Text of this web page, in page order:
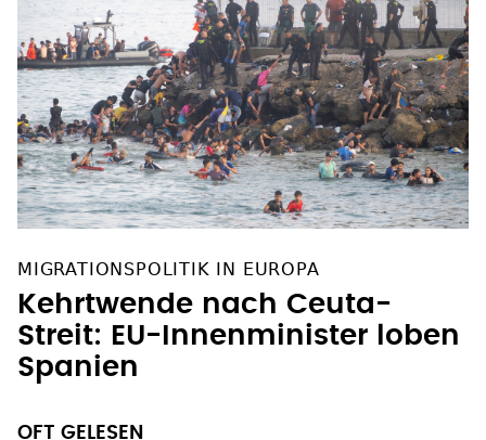
MIGRATIONSPOLITIK IN EUROPA
Kehrtwende nach Ceuta-
Streit: EU-Innenminister loben
Spanien